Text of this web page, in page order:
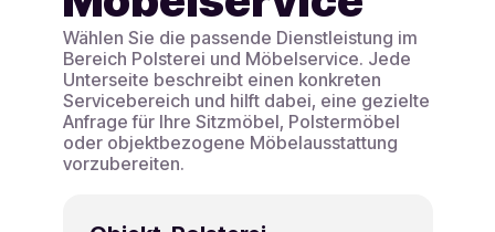
Wählen Sie die passende Dienstleistung im
Bereich Polsterei und Möbelservice. Jede
Unterseite beschreibt einen konkreten
Servicebereich und hilft dabei, eine gezielte
Anfrage für Ihre Sitzmöbel, Polstermöbel
oder objektbezogene Möbelausstattung
vorzubereiten.